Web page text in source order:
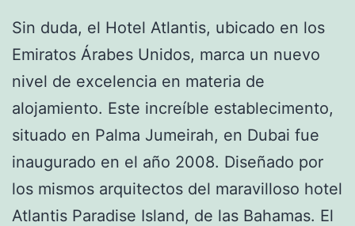
Sin duda, el Hotel Atlantis, ubicado en los
Emiratos Árabes Unidos, marca un nuevo
nivel de excelencia en materia de
alojamiento. Este increíble establecimento,
situado en Palma Jumeirah, en Dubai fue
inaugurado en el año 2008. Diseñado por
los mismos arquitectos del maravilloso hotel
Atlantis Paradise Island, de las Bahamas. El